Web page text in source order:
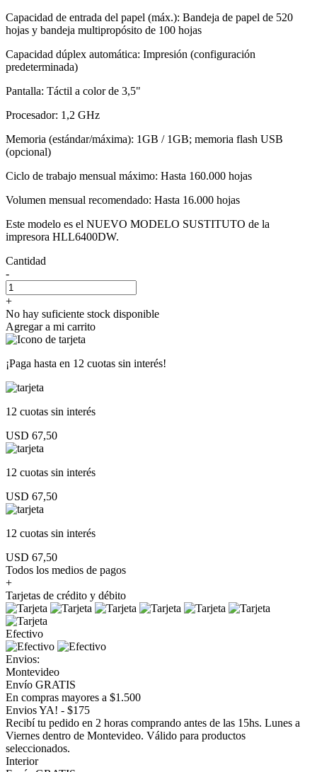
Capacidad de entrada del papel (máx.): Bandeja de papel de 520
hojas y bandeja multipropósito de 100 hojas
Capacidad dúplex automática: Impresión (configuración
predeterminada)
Pantalla: Táctil a color de 3,5"
Procesador: 1,2 GHz
Memoria (estándar/máxima): 1GB / 1GB; memoria flash USB
(opcional)
Ciclo de trabajo mensual máximo: Hasta 160.000 hojas
Volumen mensual recomendado: Hasta 16.000 hojas
Este modelo es el NUEVO MODELO SUSTITUTO de la
impresora HLL6400DW.
Cantidad
-
+
No hay suficiente stock disponible
Agregar a mi carrito
¡Paga hasta en 12 cuotas sin interés!
12 cuotas sin interés
USD 67,50
12 cuotas sin interés
USD 67,50
12 cuotas sin interés
USD 67,50
Todos los medios de pagos
+
Tarjetas de crédito y débito
Efectivo
Envios:
Montevideo
Envío GRATIS
En compras mayores a $1.500
Envios YA! - $175
Recibí tu pedido en 2 horas comprando antes de las 15hs. Lunes a
Viernes dentro de Montevideo. Válido para productos
seleccionados.
Interior